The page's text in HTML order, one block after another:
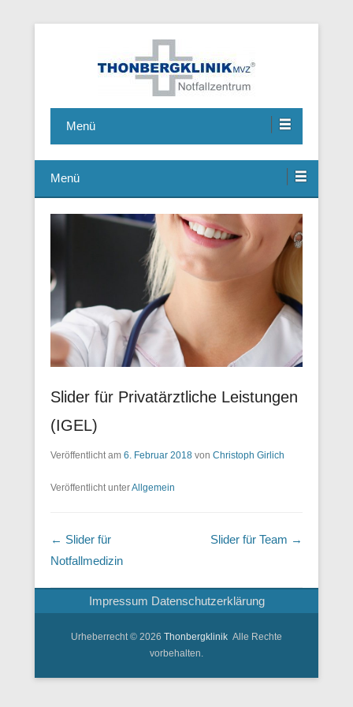
Thonbergklinik
Ambulante Operationen, Handchirurgie, Fusschirurgie
Menü
Menü
Slider für Privatärztliche Leistungen
(IGEL)
Veröffentlicht am 6. Februar 2018 von Christoph Girlich
Veröffentlicht unterAllgemein
Beitragsnavigation
← Slider für
Notfallmedizin
Slider für Team →
Impressum Datenschutzerklärung
Urheberrecht © 2026 Thonbergklinik Alle Rechte
vorbehalten.